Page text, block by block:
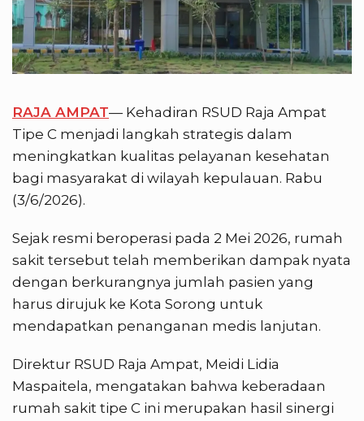
RAJA AMPAT— Kehadiran RSUD Raja Ampat
Tipe C menjadi langkah strategis dalam
meningkatkan kualitas pelayanan kesehatan
bagi masyarakat di wilayah kepulauan. Rabu
(3/6/2026).
Sejak resmi beroperasi pada 2 Mei 2026, rumah
sakit tersebut telah memberikan dampak nyata
dengan berkurangnya jumlah pasien yang
harus dirujuk ke Kota Sorong untuk
mendapatkan penanganan medis lanjutan.
Direktur RSUD Raja Ampat, Meidi Lidia
Maspaitela, mengatakan bahwa keberadaan
rumah sakit tipe C ini merupakan hasil sinergi